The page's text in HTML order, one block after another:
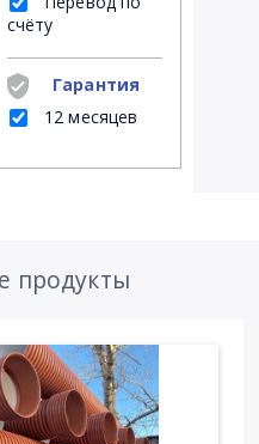
счёту
Гарантия
12 месяцев
продукты